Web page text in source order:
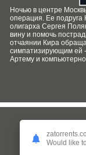
Ночью в центре
операция. Ее подруга
олигарха Сергея
вину и помочь
отчаянии Кира
симпатизирующим ей
Артему и
Would like